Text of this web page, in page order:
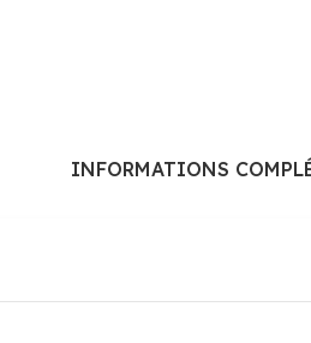
INFORMATIONS